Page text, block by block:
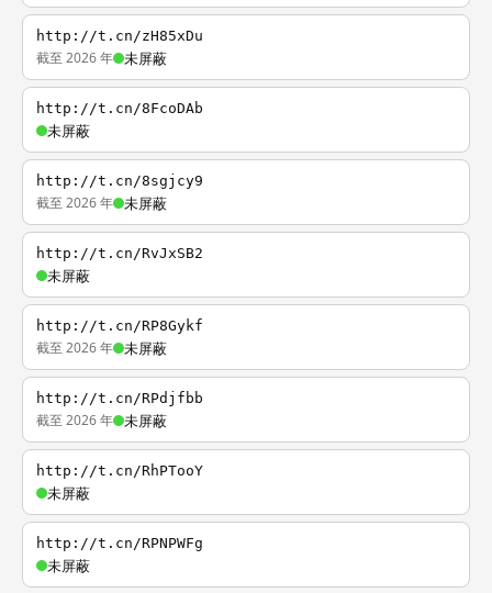
http://t.cn/zH85xDu
截至 2026 年 未屏蔽
http://t.cn/8FcoDAb
未屏蔽
http://t.cn/8sgjcy9
截至 2026 年 未屏蔽
http://t.cn/RvJxSB2
未屏蔽
http://t.cn/RP8Gykf
截至 2026 年 未屏蔽
http://t.cn/RPdjfbb
截至 2026 年 未屏蔽
http://t.cn/RhPTooY
未屏蔽
http://t.cn/RPNPWFg
未屏蔽